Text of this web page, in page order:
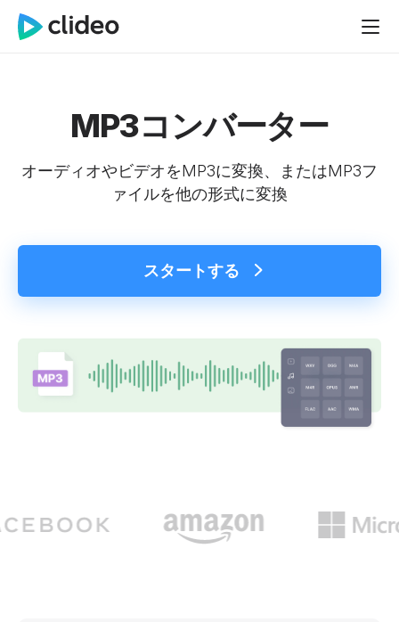
MP3コンバーター
オーディオやビデオをMP3に変換、またはMP3フ
ァイルを他の形式に変換
スタートする